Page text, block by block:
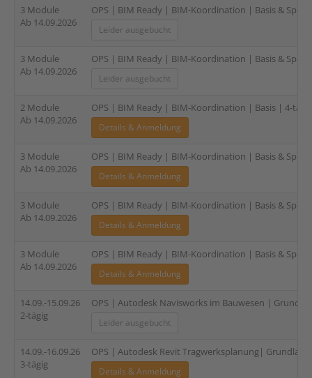
3 Module
Ab 14.09.2026
OPS | BIM Ready | BIM-Koordination | Basis &
Leider ausgebucht
3 Module
Ab 14.09.2026
OPS | BIM Ready | BIM-Koordination | Basis &
Leider ausgebucht
2 Module
Ab 14.09.2026
OPS | BIM Ready | BIM-Koordination | Basis | 4-tägig
Details & Anmeldung
3 Module
Ab 14.09.2026
OPS | BIM Ready | BIM-Koordination | Basis &
Details & Anmeldung
3 Module
Ab 14.09.2026
OPS | BIM Ready | BIM-Koordination | Basis &
Details & Anmeldung
3 Module
Ab 14.09.2026
OPS | BIM Ready | BIM-Koordination | Basis &
Details & Anmeldung
14.09.-15.09.26
2-tägig
OPS | Autodesk Navisworks im Bauwesen |
Leider ausgebucht
14.09.-16.09.26
3-tägig
OPS | Autodesk Revit Tragwerksplanung|
Details & Anmeldung